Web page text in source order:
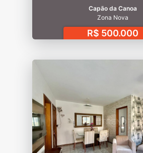
Capão da Canoa
Zona Nova
R$ 500.000